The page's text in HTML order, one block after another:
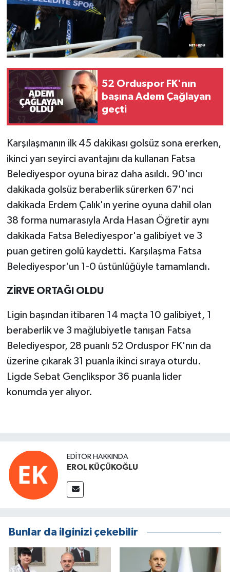
52 Orduspor FK'nın
başına Adem Çağlayan
geçti
Karşılaşmanın ilk 45 dakikası golsüz sona ererken,
ikinci yarı seyirci avantajını da kullanan Fatsa
Belediyespor oyuna biraz daha asıldı. 90'ıncı
dakikada golsüz beraberlik sürerken 67'nci
dakikada Erdem Çalık'ın yerine oyuna dahil olan
38 forma numarasıyla Arda Hasan Öğretir aynı
dakikada Fatsa Belediyespor'a galibiyet ve 3
puan getiren golü kaydetti. Karşılaşma Fatsa
Belediyespor'un 1-0 üstünlüğüyle tamamlandı.
ZİRVE ORTAĞI OLDU
Ligin başından itibaren 14 maçta 10 galibiyet, 1
beraberlik ve 3 mağlubiyetle tanışan Fatsa
Belediyespor, 28 puanlı 52 Orduspor FK'nın da
üzerine çıkarak 31 puanla ikinci sıraya oturdu.
Ligde Sebat Gençlikspor 36 puanla lider
konumda yer alıyor.
EDITÖR HAKKINDA
EROL KÜÇÜKOĞLU
Bunlar da ilginizi çekebilir